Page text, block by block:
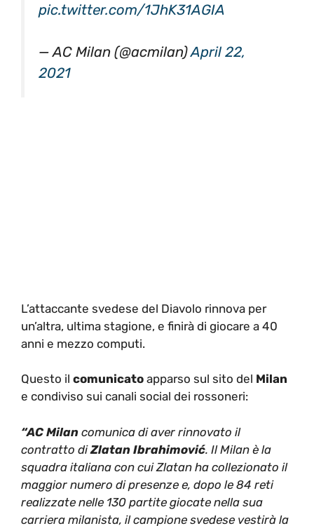
pic.twitter.com/1JhK31AGIA
— AC Milan (@acmilan)April 22,
2021
L’attaccante svedese del Diavolo rinnova per
un’altra, ultima stagione, e finirà di giocare a 40
anni e mezzo computi.
Questo il comunicato apparso sul sito del Milan
e condiviso sui canali social dei rossoneri:
“AC Milan comunica di aver rinnovato il
contratto diZlatan Ibrahimović. Il Milan è la
squadra italiana con cui Zlatan ha collezionato il
maggior numero di presenze e, dopo le 84 reti
realizzate nelle 130 partite giocate nella sua
carriera milanista, il campione svedese vestirà la